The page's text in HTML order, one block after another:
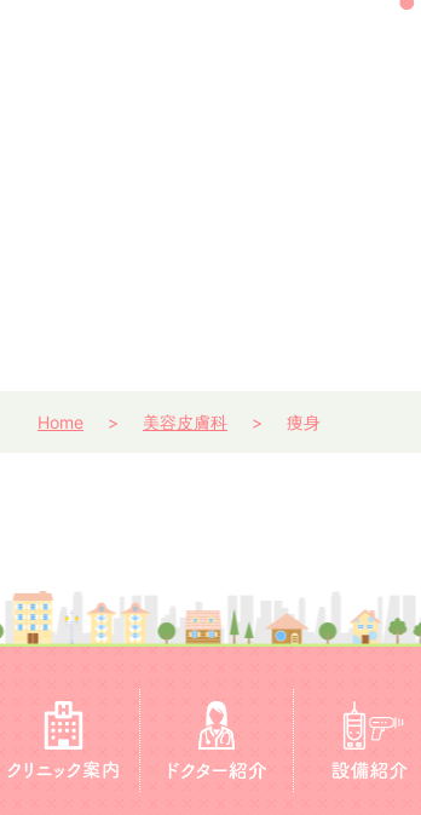
Home 美容皮膚科 痩身